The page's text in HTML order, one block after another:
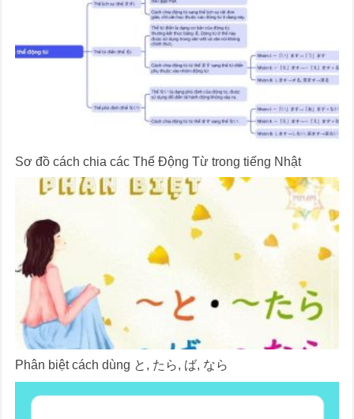
Sơ đồ cách chia các Thể Động Từ trong tiếng Nhật
Phân biệt cách dùng と, たら, ば, なら